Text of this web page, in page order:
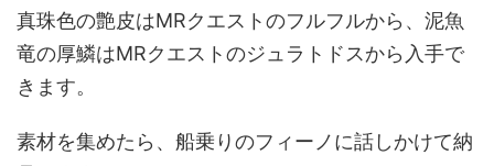
真珠色の艶皮はMRクエストのフルフルから、泥魚
竜の厚鱗はMRクエストのジュラトドスから入手で
きます。
素材を集めたら、船乗りのフィーノに話しかけて納